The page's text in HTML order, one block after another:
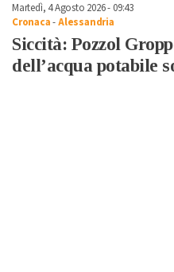
Martedì, 4 Agosto 2026 - 09:43
Cronaca-Alessandria
Siccità: Pozzol
dell’acqua potabile